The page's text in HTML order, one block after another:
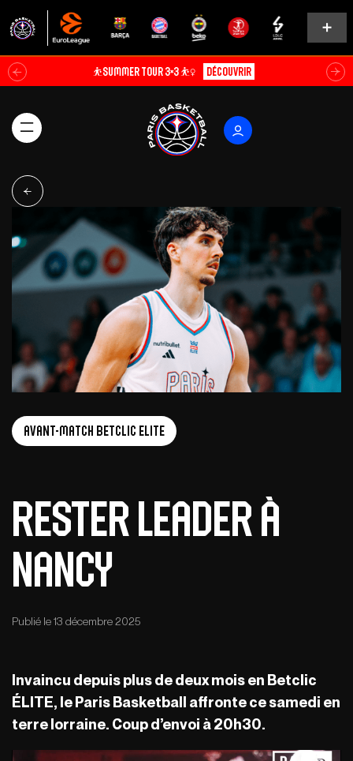
⛹️SUMMER TOUR 3×3 ⛹️‍♀️ Découvrir
Avant-Match Betclic Elite
Rester leader à
Nancy
Publié le 13 décembre 2025
Invaincu depuis plus de deux mois en Betclic
ÉLITE, le Paris Basketball affronte ce samedi en
terre lorraine. Coup d’envoi à 20h30.